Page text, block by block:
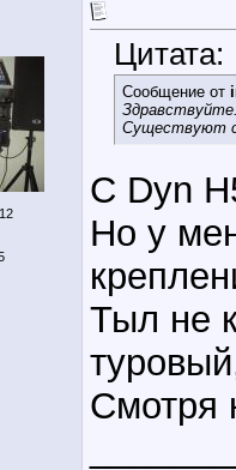
Цитата:
Сообщение от
Существуют
С Dyn
Но у
Тыл не
Смотря